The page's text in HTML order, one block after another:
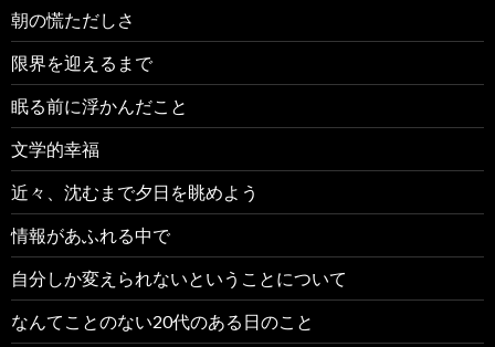
朝の慌ただしさ
限界を迎えるまで
眠る前に浮かんだこと
文学的幸福
近々、沈むまで夕日を眺めよう
情報があふれる中で
自分しか変えられないということについて
なんてことのない20代のある日のこと